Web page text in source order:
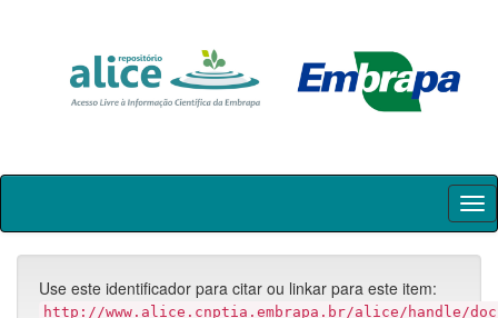
Skip
Use este identificador para citar ou linkar para este item:
http://www.alice.cnptia.embrapa.br/alice/handle/